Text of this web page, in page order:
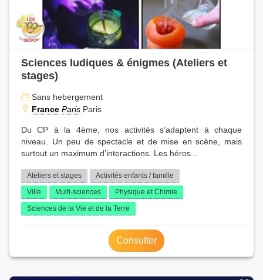
Sciences ludiques & énigmes (Ateliers et
stages)
Sans hebergement
France Paris Paris
Du CP à la 4ème, nos activités s’adaptent à chaque
niveau. Un peu de spectacle et de mise en scène, mais
surtout un maximum d’interactions. Les héros...
Ateliers et stages
Activités enfants / famille
Ville
Multi-sciences
Physique et Chimie
Sciences de la Vie et de la Terre
Consulter